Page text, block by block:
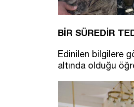
BİR SÜREDİR
Edinilen bilgilere
altında olduğu